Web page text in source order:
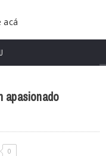
apasionado
0